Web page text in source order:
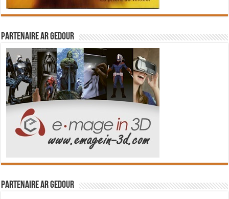
Partenaire Ar Gedour
Partenaire Ar Gedour